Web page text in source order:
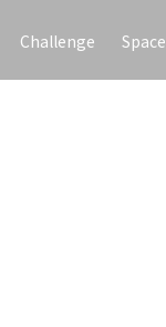
Challenge Space